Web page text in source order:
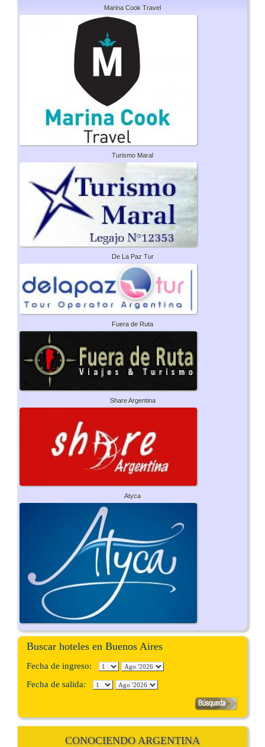
Marina Cook Travel
Turismo Maral
De La Paz Tur
Fuera de Ruta
Share Argentina
Atyca
Buscar hoteles en Buenos Aires
Fecha de ingreso:
Fecha de salida:
CONOCIENDO ARGENTINA